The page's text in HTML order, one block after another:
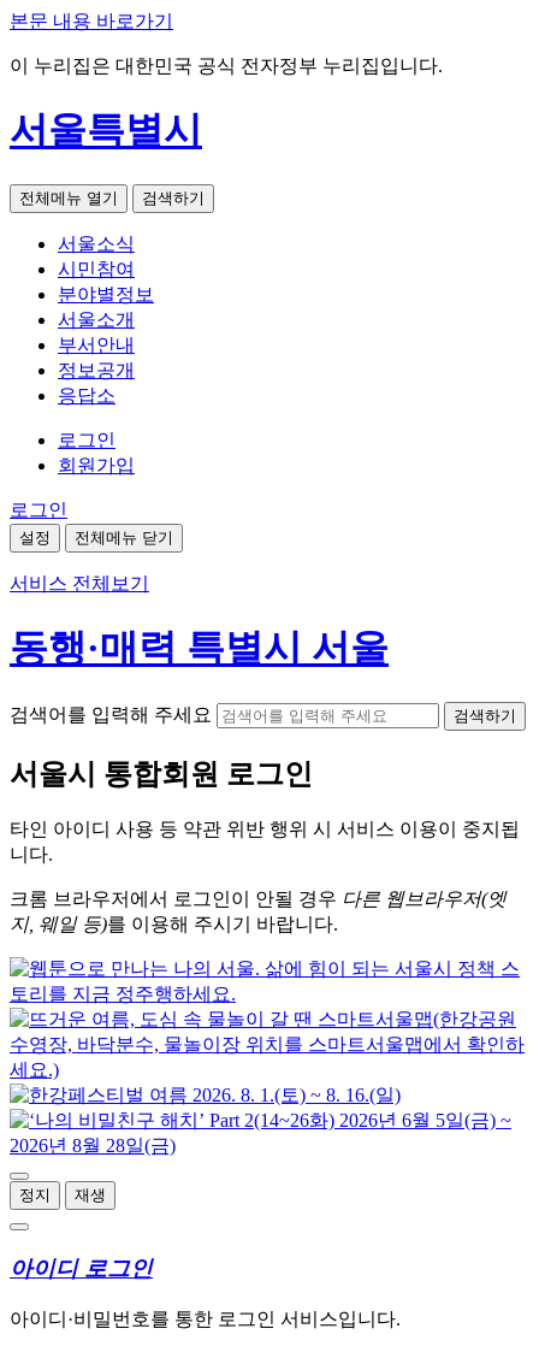
본문 내용 바로가기
이 누리집은 대한민국 공식 전자정부 누리집입니다.
서울특별시
전체메뉴 열기 검색하기
서울소식
시민참여
분야별정보
서울소개
부서안내
정보공개
응답소
로그인
회원가입
로그인
설정 전체메뉴 닫기
서비스 전체보기
동행·매력 특별시 서울
검색어를 입력해 주세요 검색하기
서울시 통합회원 로그인
타인 아이디 사용 등 약관 위반 행위 시 서비스 이용이 중지됩
니다.
크롬 브라우저에서 로그인이 안될 경우 다른 웹브라우저(엣
지, 웨일 등)를 이용해 주시기 바랍니다.
정지 재생
아이디 로그인
아이디·비밀번호를 통한 로그인 서비스입니다.